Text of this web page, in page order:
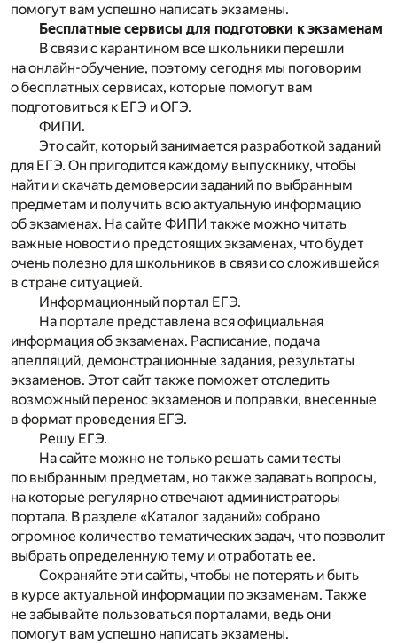
помогут вам успешно написать экзамены.
Бесплатные сервисы для подготовки к экзаменам
В связи с карантином все школьники перешли
на онлайн-обучение, поэтому сегодня мы поговорим
о бесплатных сервисах, которые помогут вам
подготовиться к ЕГЭ и ОГЭ.
ФИПИ.
Это сайт, который занимается разработкой заданий
для ЕГЭ. Он пригодится каждому выпускнику, чтобы
найти и скачать демоверсии заданий по выбранным
предметам и получить всю актуальную информацию
об экзаменах. На сайте ФИПИ также можно читать
важные новости о предстоящих экзаменах, что будет
очень полезно для школьников в связи со сложившейся
в стране ситуацией.
Информационный портал ЕГЭ.
На портале представлена вся официальная
информация об экзаменах. Расписание, подача
апелляций, демонстрационные задания, результаты
экзаменов. Этот сайт также поможет отследить
возможный перенос экзаменов и поправки, внесенные
в формат проведения ЕГЭ.
Решу ЕГЭ.
На сайте можно не только решать сами тесты
по выбранным предметам, но также задавать вопросы,
на которые регулярно отвечают администраторы
портала. В разделе «Каталог заданий» собрано
огромное количество тематических задач, что позволит
выбрать определенную тему и отработать ее.
Сохраняйте эти сайты, чтобы не потерять и быть
в курсе актуальной информации по экзаменам. Также
не забывайте пользоваться порталами, ведь они
помогут вам успешно написать экзамены.